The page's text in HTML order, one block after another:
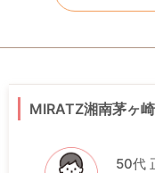
MIRATZ湘南茅ヶ
50代